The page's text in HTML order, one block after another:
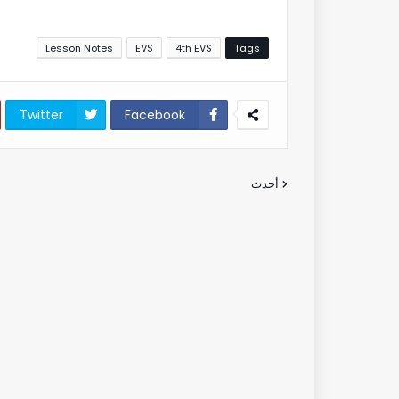
Tags
4th EVS
EVS
Lesson Notes
Facebook
Twitter
أحدث